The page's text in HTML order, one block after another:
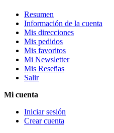
Resumen
Información de la cuenta
Mis direcciones
Mis pedidos
Mis favoritos
Mi Newsletter
Mis Reseñas
Salir
Mi cuenta
Iniciar sesión
Crear cuenta